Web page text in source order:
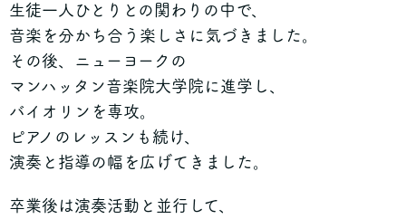
生徒一人ひとりとの関わりの中で、
音楽を分かち合う楽しさに気づきました。
その後、ニューヨークの
マンハッタン音楽院大学院に進学し、
バイオリンを専攻。
ピアノのレッスンも続け、
演奏と指導の幅を広げてきました。
卒業後は演奏活動と並行して、